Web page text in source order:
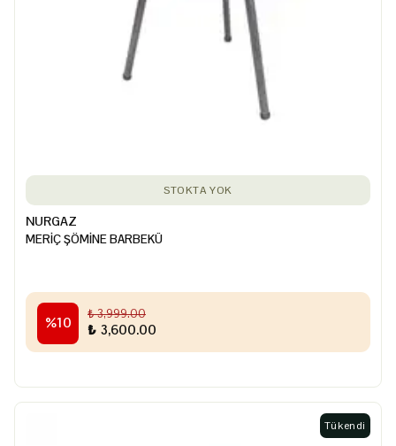
STOKTA YOK
NURGAZ
MERİÇ ŞÖMİNE BARBEKÜ
%10
₺ 3,999.00
₺ 3,600.00
Tükendi